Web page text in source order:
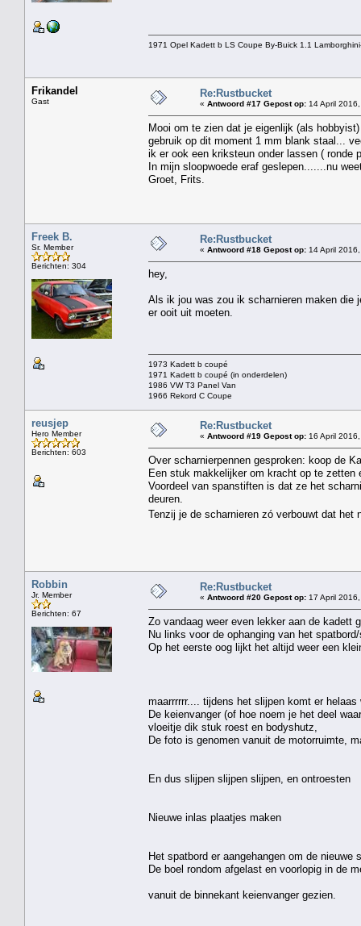
1971 Opel Kadett b LS Coupe By-Buick 1.1
Frikandel
Gast
Re:Rustbucket
« Antwoord #17 Gepost op: 14 April
Mooi om te zien dat je eigenlijk (als
gebruik op dit moment 1 mm blank staal...
ik er ook een kriksteun onder lassen ( ronde
In mijn sloopwoede eraf geslepen.......nu
Groet, Frits.
Freek B.
Sr. Member
Berichten: 304
Re:Rustbucket
« Antwoord #18 Gepost op: 14 April
hey,
Als ik jou was zou ik scharnieren maken die
er ooit uit moeten.
1973 Kadett b coupé
1971 Kadett b coupé (in onderdelen)
1986 VW T3 Panel Van
1966 Rekord C Coupe
reusjep
Hero Member
Berichten: 603
Re:Rustbucket
« Antwoord #19 Gepost op: 16 April
Over scharnierpennen gesproken: koop de
Een stuk makkelijker om kracht op te zetten
Voordeel van spanstiften is dat ze het
deuren.
Tenzij je de scharnieren zó verbouwt dat
Robbin
Jr. Member
Berichten: 67
Re:Rustbucket
« Antwoord #20 Gepost op: 17 April
Zo vandaag weer even lekker aan de kadett
Nu links voor de ophanging van het
Op het eerste oog lijkt het altijd weer een
maarrrrrr.... tijdens het slijpen komt er
De keienvanger (of hoe noem je het deel
vloeitje dik stuk roest en bodyshutz,
De foto is genomen vanuit de motorruimte,
En dus slijpen slijpen slijpen, en ontroesten
Nieuwe inlas plaatjes maken
Het spatbord er aangehangen om de
De boel rondom afgelast en voorlopig in de
vanuit de binnekant keienvanger gezien.